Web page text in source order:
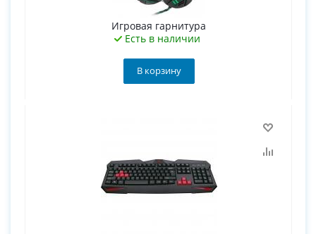
Игровая гарнитура
Есть в наличии
В корзину